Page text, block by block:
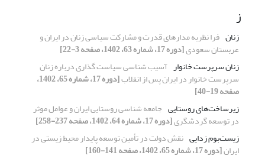
ز
زنان فرا نظریه مدارهای قدرت و مشارکت سیاسی زنان در ایران و
عربستان سعودی[دوره 17، شماره 63، 1402، صفحه 3-22]
زنان سرپرست خانوار آسیب شناسی سیاست گذاری درباره زنان
سرپرست خانوار در ایران پس از انقلاب [دوره 17، شماره 65، 1402،
صفحه 19-40]
زیرساخت‌های روستایی جامعه شناسی روستایی ایران و عوامل موثر
در توسعه گردشگری[دوره 17، شماره 64، 1402، صفحه 237-258]
زیست‌بوم زدایی نقش دولت در تأمین توسعه پایدار محیط زیستی در
ایران[دوره 17، شماره 65، 1402، صفحه 141-160]